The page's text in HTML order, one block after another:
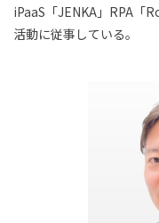
iPaaS「JENKA」RPA「
活動に従事している。